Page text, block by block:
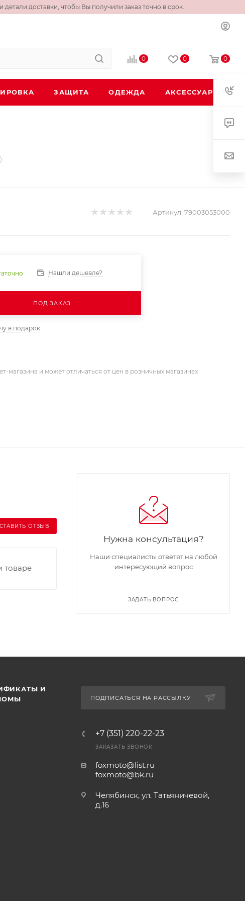
доставки, чтобы Вы получили заказ точно в срок.
0 0 0
ЗАЩИТА ОДЕЖДА АКСЕССУАРЫ
Артикул: 79003053000
Нашли дешевле?
ПОД ЗАКАЗ
в подарок
магазина и может отличаться от цен в розничных магазинах
ОТЗЫВ
товаре
Нужна консультация?
Наши специалисты ответят на любой
интересующий вопрос
ЗАДАТЬ ВОПРОС
И
ПОДПИСАТЬСЯ НА РАССЫЛКУ
+7 (351) 220-22-23
ЗАКАЗАТЬ ЗВОНОК
foxmoto@list.ru
foxmoto@bk.ru
Челябинск, ул. Татьяничевой,
д.16